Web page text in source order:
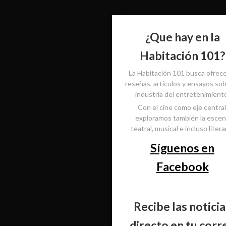
¿Que hay en la
Habitación 101?
La Habitación 101 busca
reseñas, artículos y ensayos
industria del
Con el cine como eje
exploramos también la
teatral, musical e incluso
Síguenos en
Facebook
Recibe las